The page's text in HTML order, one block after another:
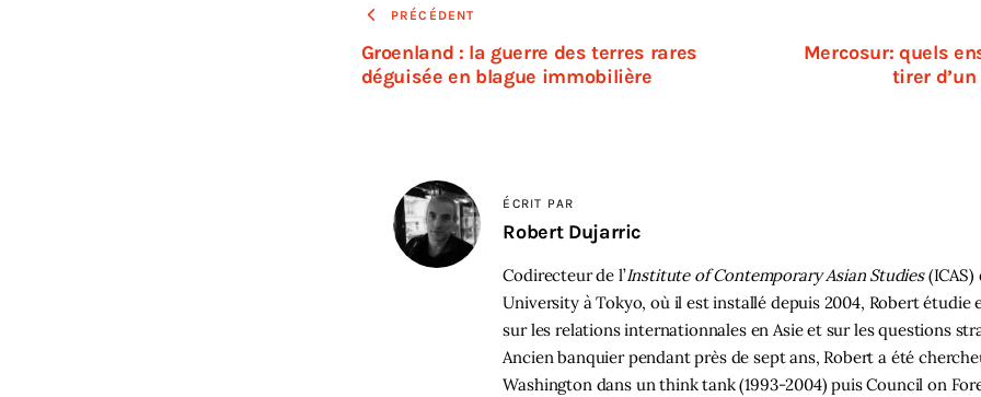
PRÉCÉDENT
Groenland : la guerre des terres rares
déguisée en blague immobilière
Mercosur: quels
tirer
ÉCRIT PAR
Robert Dujarric
Codirecteur de l’Institute of Contemporary Asian Studies(ICAS)
University à Tokyo, où il est installé depuis 2004, Robert étudie
sur les relations internationnales en Asie et sur les questions
Ancien banquier pendant près de sept ans, Robert a été
Washington dans un think tank (1993-2004) puis Council on